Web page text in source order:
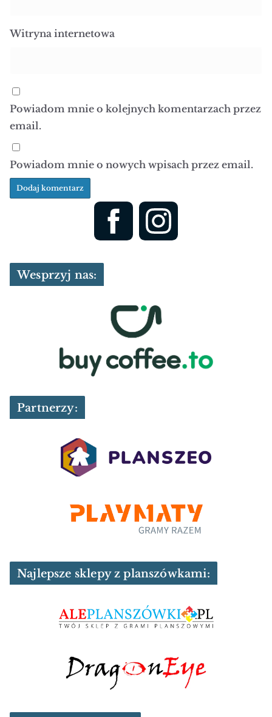
Witryna internetowa
Powiadom mnie o kolejnych komentarzach przez
email.
Powiadom mnie o nowych wpisach przez email.
Wesprzyj nas:
Partnerzy:
Najlepsze sklepy z planszówkami: